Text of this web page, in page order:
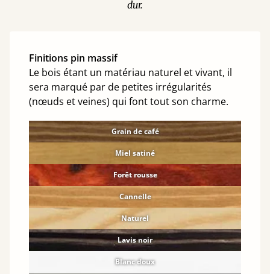
dur.
Finitions pin massif
Le bois étant un matériau naturel et vivant, il
sera marqué par de petites irrégularités
(nœuds et veines) qui font tout son charme.
Grain de café
Miel satiné
Forêt rousse
Cannelle
Naturel
Lavis noir
Blanc doux